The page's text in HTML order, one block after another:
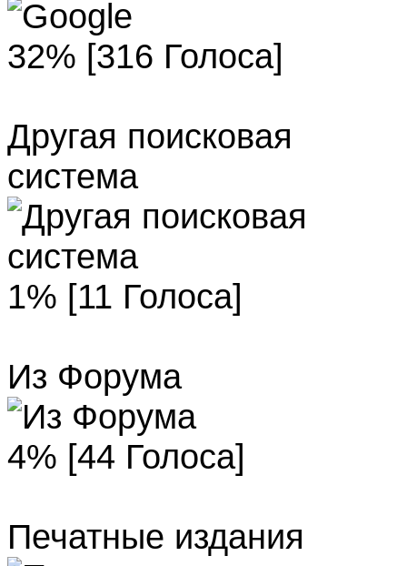
32% [316 Голоса]
Другая поисковая
система
1% [11 Голоса]
Из Форума
4% [44 Голоса]
Печатные издания